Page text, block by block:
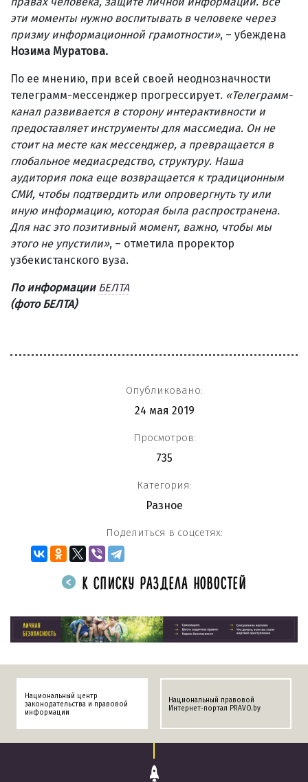
эти моменты нужно воспитывать в человеке через
призму информационной грамотности», – убеждена
Нозима Муратова.
По ее мнению, при всей своей неоднозначности
телеграмм-мессенджер прогрессирует. «Телеграмм-
канал развивается в сторону интерактивности и
предоставляет инструменты для массмедиа. Он не
стоит на месте как мессенджер, а превращается в
глобальное медиасредство, структуру. Наша
аудитория пока еще возвращается к традиционным
СМИ, чтобы подтвердить или опровергнуть ту или
иную информацию, которая была распространена.
Для нас это позитивный момент, важно, чтобы мы
этого не упустили», – отметила проректор
узбекистанского вуза.
По информации БЕЛТА
(фото БЕЛТА)
Опубликовано:
24 мая 2019
Просмотров:
735
Категория:
Разное
Поделиться в соцсетях:
К СПИСКУ РАЗДЕЛА НОВОСТЕЙ
Национальный центр
законодательства и правовой
информации
Национальный правовой
Интернет-портал PRAVO.by